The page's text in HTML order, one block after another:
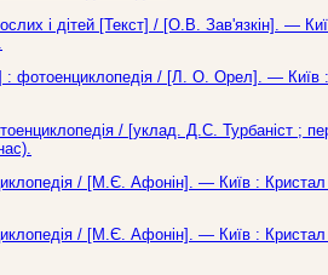
і дітей [Текст] / [О.В. Зав'язкін]. —
: фотоенциклопедія / [Л. О. Орел]. —
/ [уклад. Д.С. Турбаніст ;
/ [М.Є. Афонін]. — Київ :
/ [М.Є. Афонін]. — Київ :